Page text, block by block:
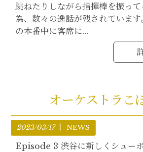
跳ねたりしながら指揮棒を振っ
為、数々の逸話が残されていま
の本番中に客席に...
オーケストラこ
2023/03/17 NEWS
Episode 3 渋谷に新しくシュー